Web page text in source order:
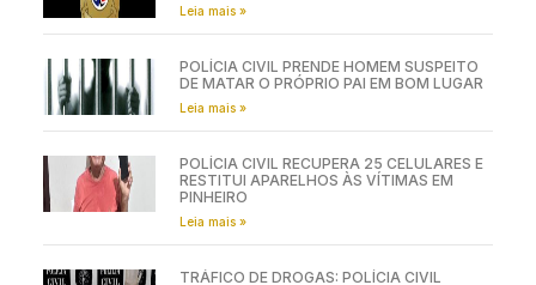
Leia mais »
POLÍCIA CIVIL PRENDE HOMEM SUSPEITO
DE MATAR O PRÓPRIO PAI EM BOM LUGAR
Leia mais »
POLÍCIA CIVIL RECUPERA 25 CELULARES E
RESTITUI APARELHOS ÀS VÍTIMAS EM
PINHEIRO
Leia mais »
TRÁFICO DE DROGAS: POLÍCIA CIVIL